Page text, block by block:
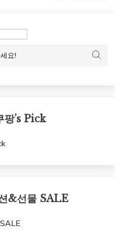
팡’s Pick
&선물 SALE